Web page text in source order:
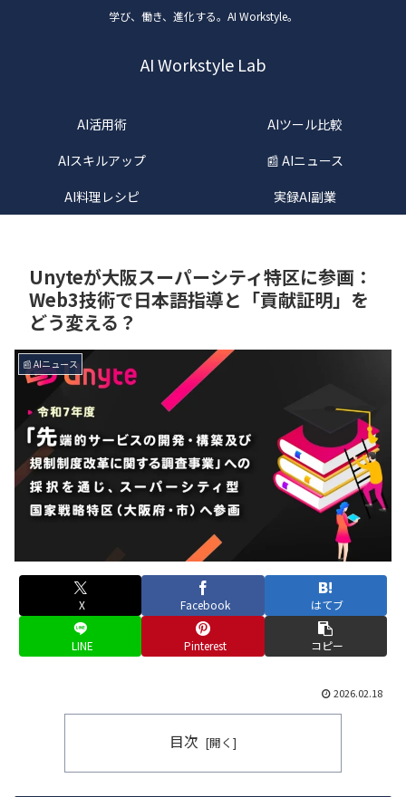
学び、働き、進化する。AI Workstyle。
AI Workstyle Lab
AI活用術
AIツール比較
AIスキルアップ
📰 AIニュース
AI料理レシピ
実録AI副業
Unyteが大阪スーパーシティ特区に参画：
Web3技術で日本語指導と「貢献証明」を
どう変える？
📰 AIニュース
X Facebook はてブ
LINE Pinterest コピー
2026.02.18
目次